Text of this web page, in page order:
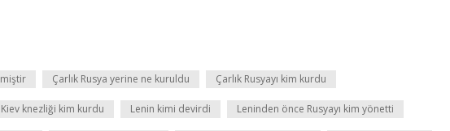
Çarlık Rusya yerine ne kuruldu Çarlık Rusyayı kim kurdu
Kiev knezliği kim kurdu Lenin kimi devirdi Leninden önce Rusyayı kim yönetti